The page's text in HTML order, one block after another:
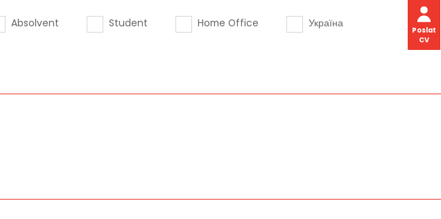
Poslat
CV
Absolvent Student Home Office
Україна